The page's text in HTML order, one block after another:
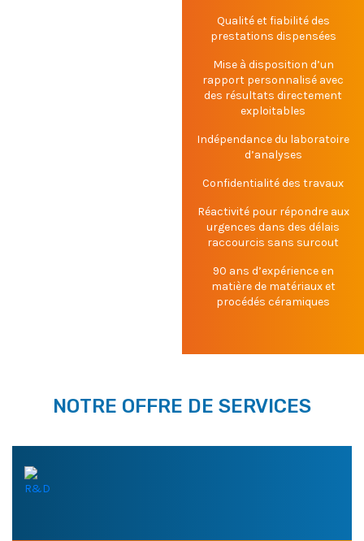
Qualité et fiabilité des
prestations dispensées
Mise à disposition d’un
rapport personnalisé avec
des résultats directement
exploitables
Indépendance du laboratoire
d’analyses
Confidentialité des travaux
Réactivité pour répondre aux
urgences dans des délais
raccourcis sans surcout
90 ans d’expérience en
matière de matériaux et
procédés céramiques
NOTRE OFFRE DE SERVICES
R&D